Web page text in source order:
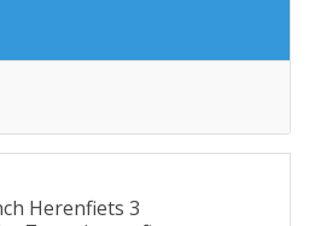
Herenfiets 3